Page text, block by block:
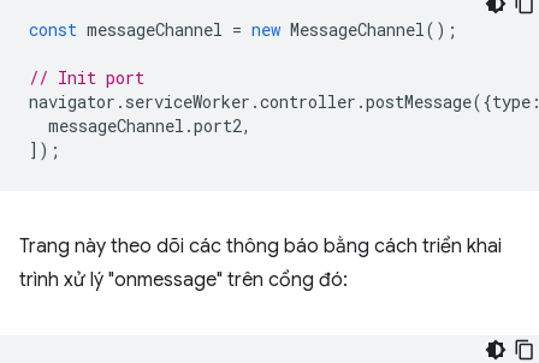
const messageChannel = new MessageChannel();
// Init port
navigator . serviceWorker .controller .postMessage({type
messageChannel .port2,
]);
Trang này theo dõi các thông báo bằng cách triển khai
trình xử lý "onmessage" trên cổng đó: